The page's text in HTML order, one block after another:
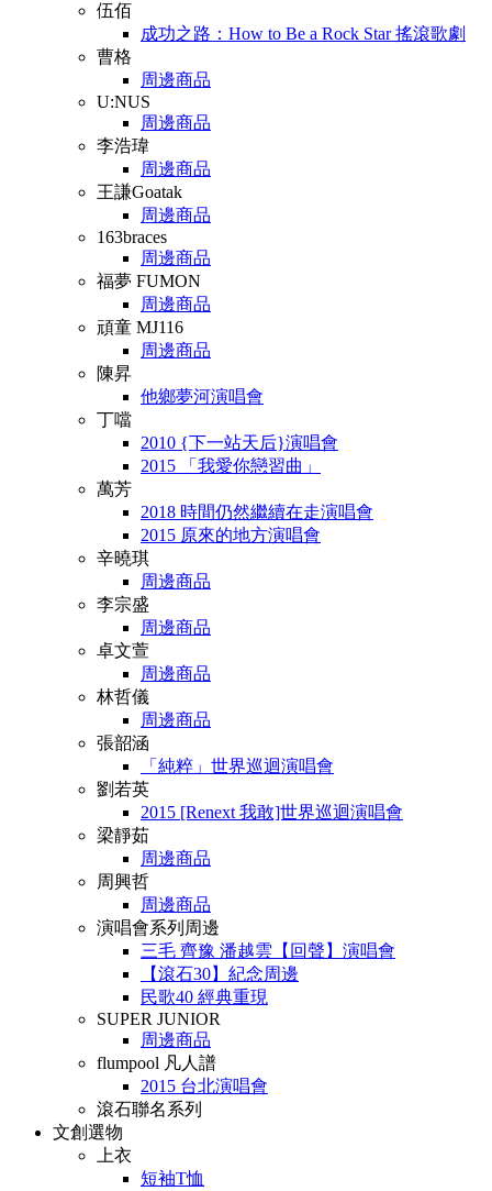
伍佰
成功之路：How to Be a Rock Star 搖滾歌劇
曹格
周邊商品
U:NUS
周邊商品
李浩瑋
周邊商品
王謙Goatak
周邊商品
163braces
周邊商品
福夢 FUMON
周邊商品
頑童 MJ116
周邊商品
陳昇
他鄉夢河演唱會
丁噹
2010 {下一站天后}演唱會
2015 「我愛你戀習曲」
萬芳
2018 時間仍然繼續在走演唱會
2015 原來的地方演唱會
辛曉琪
周邊商品
李宗盛
周邊商品
卓文萱
周邊商品
林哲儀
周邊商品
張韶涵
「純粹」世界巡迴演唱會
劉若英
2015 [Renext 我敢]世界巡迴演唱會
梁靜茹
周邊商品
周興哲
周邊商品
演唱會系列周邊
三毛 齊豫 潘越雲【回聲】演唱會
【滾石30】紀念周邊
民歌40 經典重現
SUPER JUNIOR
周邊商品
flumpool 凡人譜
2015 台北演唱會
滾石聯名系列
文創選物
上衣
短袖T恤